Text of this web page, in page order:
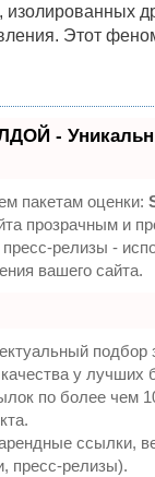
Этот
-
пакетам оценки:
прозрачным и
релизы -
вашего сайта.
подбор
у лучших
по более чем
ссылки,
пресс-релизы).